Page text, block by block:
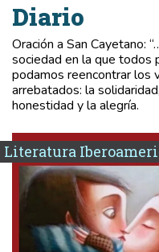
Diario
Oración a San Cayetano:
sociedad en la que todos
podamos reencontrar los
arrebatados: la
honestidad y la alegría.
Literatura